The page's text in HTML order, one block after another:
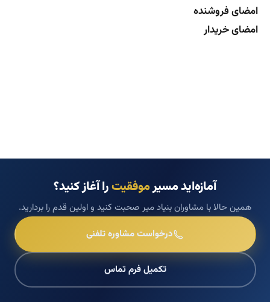
امضای فروشنده
امضای خریدار
آمازه‌اید مسیرموفقیترا آغاز کنید؟
همین حالا با مشاوران بنیاد میر صحبت کنید و اولین قدم را بردارید.
درخواست مشاوره تلفنی
تکمیل فرم تماس